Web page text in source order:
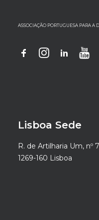
ASSOCIAÇÃO PORTUGUESA PARA A
Lisboa Sede
R. de Artilharia Um, nº
1269-160 Lisboa